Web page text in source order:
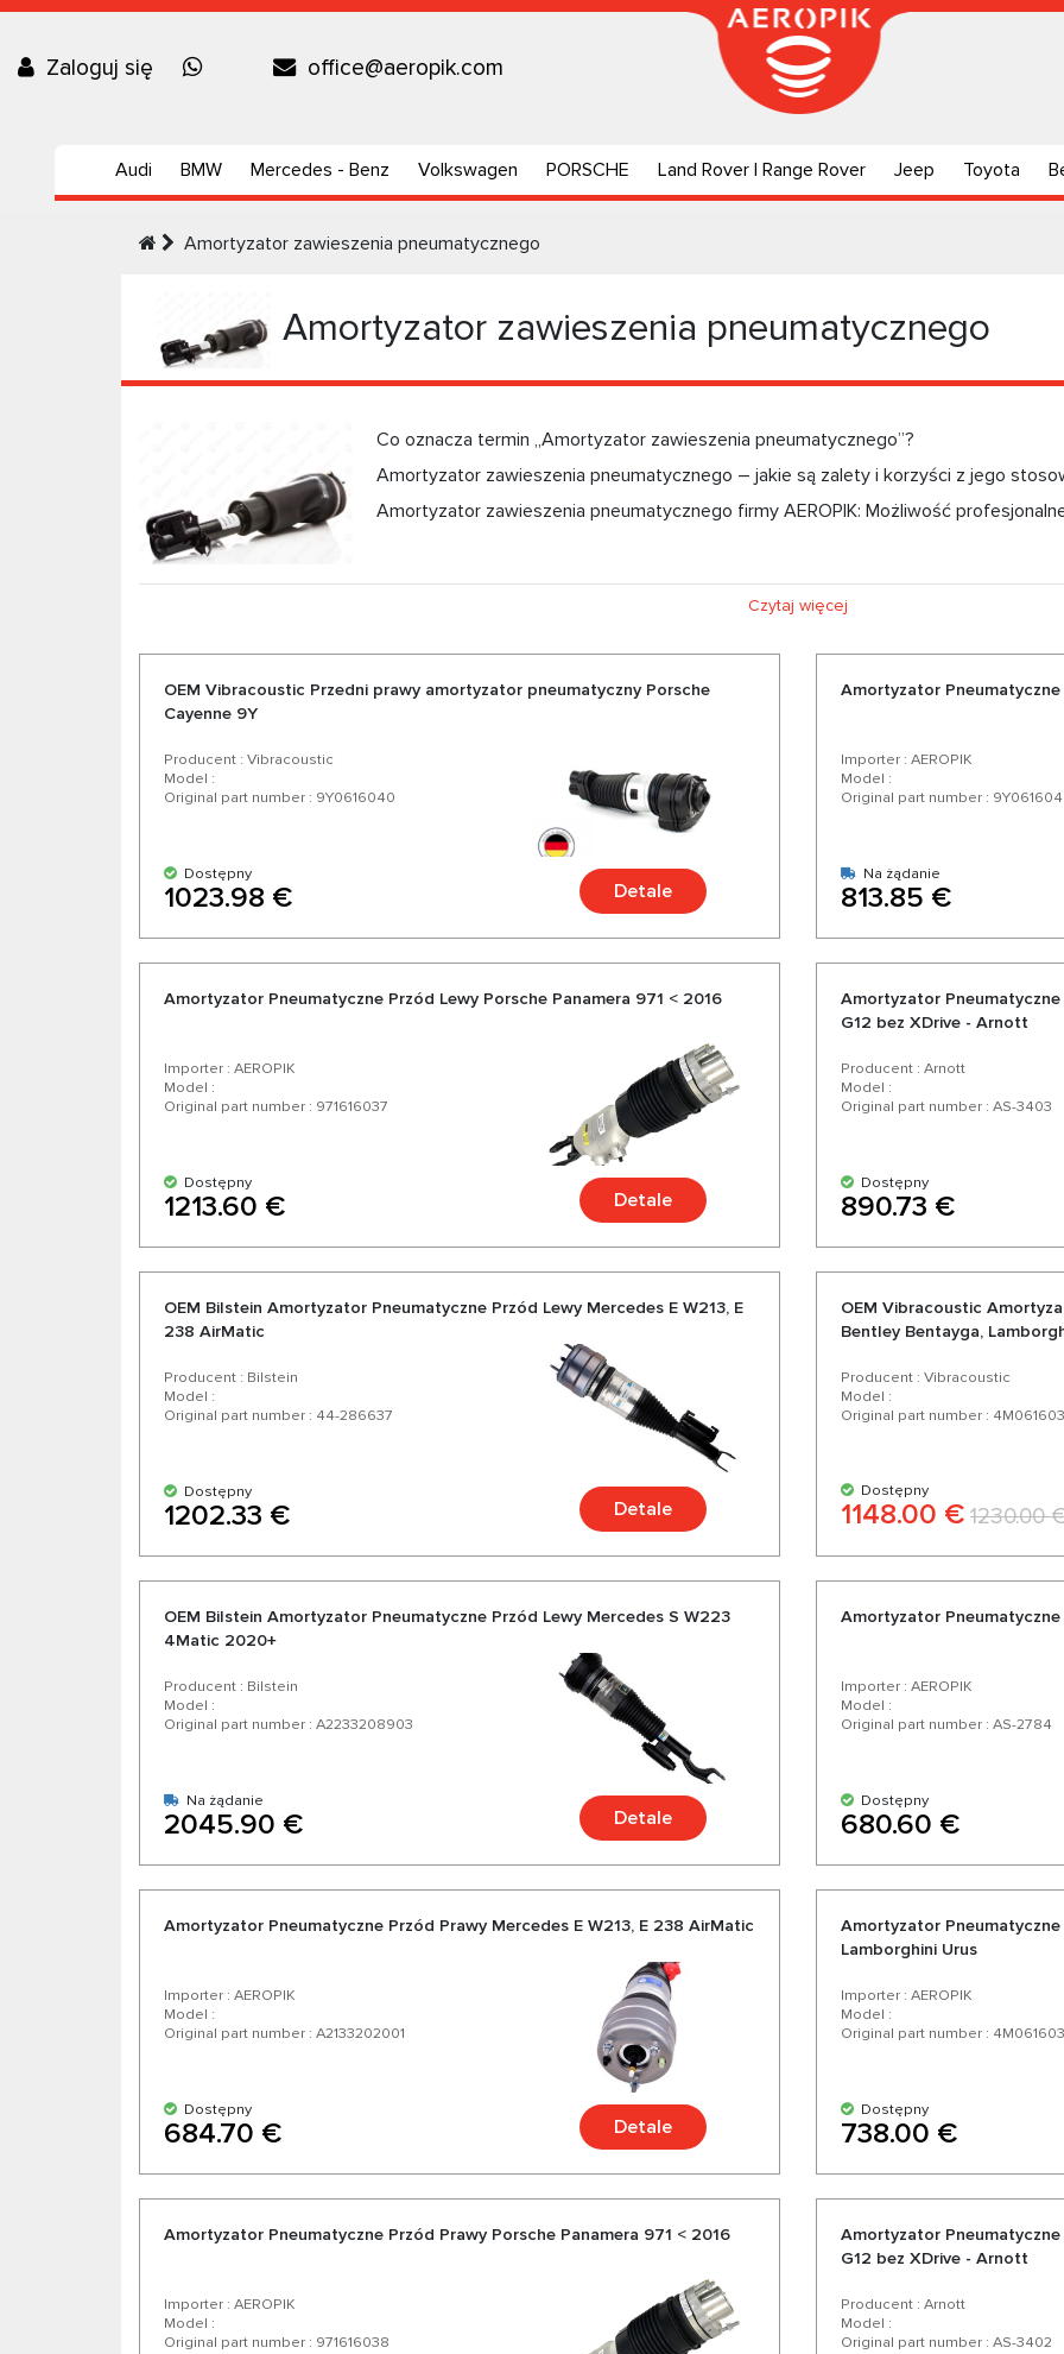
Zaloguj się office@aeropik.com
Audi BMW Mercedes - Benz Volkswagen PORSCHE Land Rover | Range Rover Jeep Toyota
Amortyzator zawieszenia pneumatycznego
Amortyzator zawieszenia pneumatycznego
Co oznacza termin „Amortyzator zawieszenia pneumatycznego”?
Amortyzator zawieszenia pneumatycznego – jakie są zalety i korzyści z jego
Amortyzator zawieszenia pneumatycznego firmy AEROPIK: Możliwość
Czytaj więcej
OEM Vibracoustic Przedni prawy amortyzator pneumatyczny Porsche
Cayenne 9Y
Producent : Vibracoustic
Model :
Original part number : 9Y0616040
Dostępny
1023.98 € Detale
Amortyzator
Importer : AEROPIK
Model :
Original part number :
Na żądanie
813.85 €
Amortyzator Pneumatyczne Przód Lewy Porsche Panamera 971 < 2016
Importer : AEROPIK
Model :
Original part number : 971616037
Dostępny
1213.60 € Detale
Amortyzator Pneumatyczne
G12 bez XDrive - Arnott
Producent : Arnott
Model :
Original part number : AS-3403
Dostępny
890.73 €
OEM Bilstein Amortyzator Pneumatyczne Przód Lewy Mercedes E W213, E
238 AirMatic
Producent : Bilstein
Model :
Original part number : 44-286637
Dostępny
1202.33 € Detale
OEM Vibracoustic
Bentley Bentayga,
Producent : Vibracoustic
Model :
Original part number :
Dostępny
1148.00 € 1230.00
OEM Bilstein Amortyzator Pneumatyczne Przód Lewy Mercedes S W223
4Matic 2020+
Producent : Bilstein
Model :
Original part number : A2233208903
Na żądanie
2045.90 € Detale
Amortyzator
Importer : AEROPIK
Model :
Original part number : AS-2784
Dostępny
680.60 €
Amortyzator Pneumatyczne Przód Prawy Mercedes E W213, E 238 AirMatic
Importer : AEROPIK
Model :
Original part number : A2133202001
Dostępny
684.70 € Detale
Amortyzator
Lamborghini Urus
Importer : AEROPIK
Model :
Original part number :
Dostępny
738.00 €
Amortyzator Pneumatyczne Przód Prawy Porsche Panamera 971 < 2016
Importer : AEROPIK
Model :
Original part number : 971616038
Amortyzator Pneumatyczne
G12 bez XDrive - Arnott
Producent : Arnott
Model :
Original part number : AS-3402